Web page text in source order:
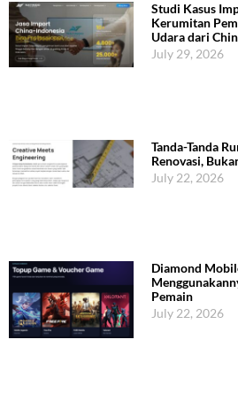
Studi Kasus
Kerumitan
Udara dari
July 29, 2026
Tanda-Tanda
Renovasi,
July 22, 2026
Diamond
Pemain
July 22, 2026